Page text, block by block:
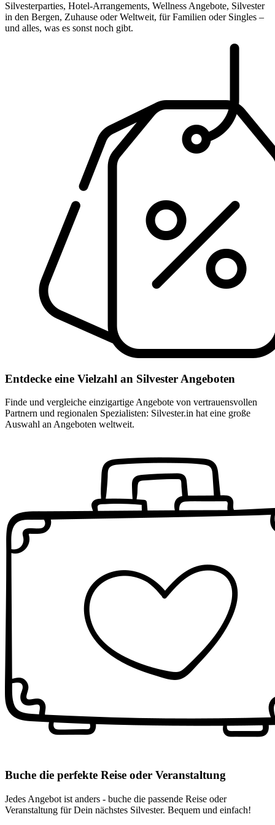
Silvesterparties, Hotel-Arrangements, Wellness Angebote, Silvester
in den Bergen, Zuhause oder Weltweit, für Familien oder Singles –
und alles, was es sonst noch gibt.
Entdecke eine Vielzahl an Silvester Angeboten
Finde und vergleiche einzigartige Angebote von vertrauensvollen
Partnern und regionalen Spezialisten: Silvester.in hat eine große
Auswahl an Angeboten weltweit.
Buche die perfekte Reise oder Veranstaltung
Jedes Angebot ist anders - buche die passende Reise oder
Veranstaltung für Dein nächstes Silvester. Bequem und einfach!